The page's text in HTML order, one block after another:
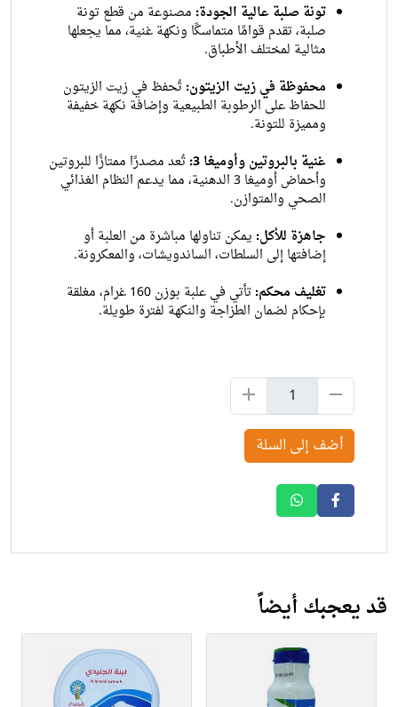
تونة صلبة عالية الجودة: مصنوعة من قطع تونة
صلبة، تقدم قوامًا متماسكًا ونكهة غنية، مما يجعلها
مثالية لمختلف الأطباق.
محفوظة في زيت الزيتون:تُحفظ في زيت الزيتون
للحفاظ على الرطوبة الطبيعية وإضافة نكهة خفيفة
ومميزة للتونة.
غنية بالبروتين وأوميغا 3:
تُعد مصدرًا ممتازًا للبروتين
وأحماض أوميغا 3 الدهنية، مما يدعم النظام الغذائي
الصحي والمتوازن.
جاهزة للأكل: يمكن تناولها مباشرة من العلبة أو
إضافتها إلى السلطات، الساندويشات، والمعكرونة.
تغليف محكم:
تأتي في علبة بوزن 160 غرام، مغلقة
بإحكام لضمان الطزاجة والنكهة لفترة طويلة.
أضف إلى السلة
قد يعجبك أيضاً